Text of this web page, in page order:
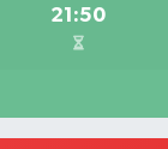
21:50